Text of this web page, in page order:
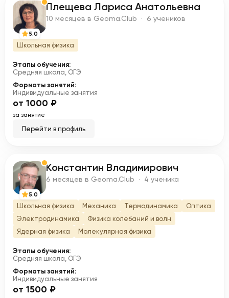
П
5.0
Плещева Лариса Анатольевна
10 месяцев в Geoma.Club · 6 учеников
Школьная физика
Этапы обучения:
Средняя школа, ОГЭ
Форматы занятий:
Индивидуальные занятия
от 1000 ₽
за занятие
Перейти в профиль
К
5.0
Константин Владимирович
6 месяцев в Geoma.Club · 4 ученика
Школьная физика Механика Термодинамика
Оптика
Электродинамика
Физика колебаний и волн
Ядерная физика
Молекулярная физика
Этапы обучения:
Средняя школа, ОГЭ
Форматы занятий:
Индивидуальные занятия
от 1500 ₽